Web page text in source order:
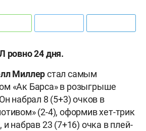
ровно 24 дня.
Миллерстал самым
«Ак Барса» в розыгрыше
набрал 8 (5+3) очков в
(2-4), оформив хет-трик
набрав 23 (7+16) очка в плей-